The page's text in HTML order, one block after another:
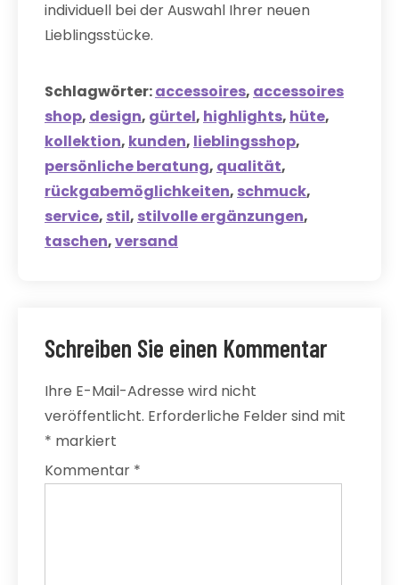
individuell bei der Auswahl Ihrer neuen
Lieblingsstücke.
Schlagwörter:accessoires, accessoires
shop, design, gürtel, highlights, hüte,
kollektion, kunden, lieblingsshop,
persönliche beratung, qualität,
rückgabemöglichkeiten, schmuck,
service, stil, stilvolle ergänzungen,
taschen,versand
Schreiben Sie einen Kommentar
Ihre E-Mail-Adresse wird nicht
veröffentlicht. Erforderliche Felder sind mit
* markiert
Kommentar *